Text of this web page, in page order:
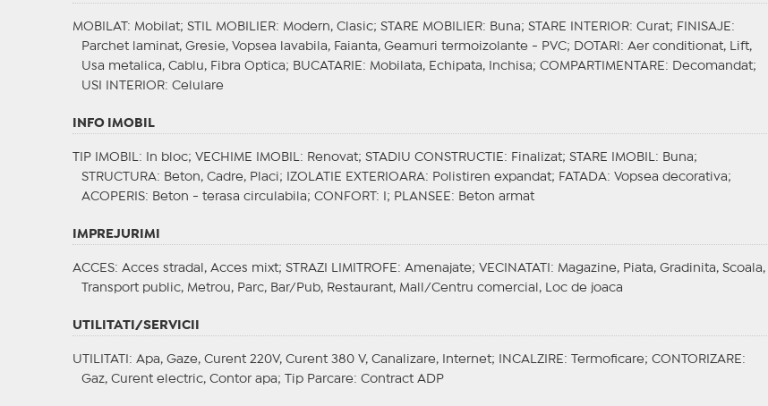
MOBILAT : Mobilat; STIL MOBILIER: Modern, Clasic; STARE MOBILIER: Buna; STARE INTERIOR: Curat; FINISAJE :
Parchet laminat, Gresie, Vopsea lavabila, Faianta, Geamuri termoizolante - PVC;
DOTARI : Aer conditionat, Lift,
Usa metalica, Cablu, Fibra Optica; BUCATARIE : Mobilata, Echipata, Inchisa; COMPARTIMENTARE : Decomandat;
USI INTERIOR: Celulare
INFO IMOBIL
TIP IMOBIL : In bloc; VECHIME IMOBIL : Renovat; STADIU CONSTRUCTIE : Finalizat; STARE IMOBIL
: Buna;
STRUCTURA: Beton, Cadre, Placi; IZOLATIE EXTERIOARA: Polistiren expandat; FATADA: Vopsea decorativa;
ACOPERIS: Beton - terasa circulabila; CONFORT : I; PLANSEE : Beton armat
IMPREJURIMI
ACCES: Acces stradal, Acces mixt; STRAZI LIMITROFE : Amenajate; VECINATATI
: Magazine, Piata, Gradinita, Scoala,
Transport public, Metrou, Parc, Bar/Pub, Restaurant, Mall/Centru comercial, Loc de joaca
UTILITATI/SERVICII
UTILITATI : Apa, Gaze, Curent 220V, Curent 380 V, Canalizare, Internet; INCALZIRE : Termoficare; CONTORIZARE :
Gaz, Curent electric, Contor apa;
Tip Parcare: Contract ADP